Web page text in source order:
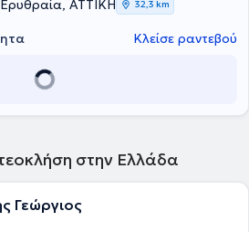
και υπήρξε επιστημονικός
Κλινική του Γενικού Νοσοκομείου
και είναι Θεράπων ιατρός στο
ο γιατρός είναι μέλος της Ελληνικής
ΑΤΤΙΚΗ 32,3 km
Κλείσε ραντεβού
στην Ελλάδα
Γεώργιος